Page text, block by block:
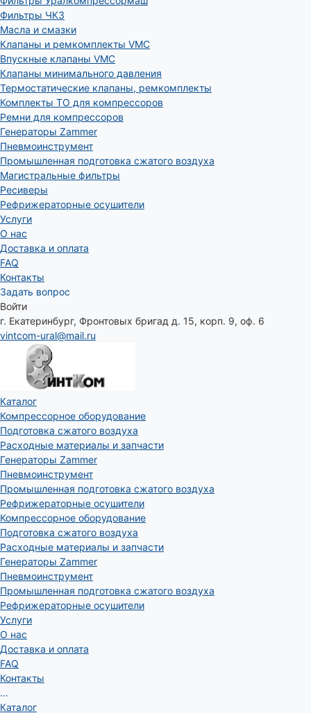
Фильтры ЧКЗ
Масла и смазки
Клапаны и ремкомплекты VMC
Впускные клапаны VMC
Клапаны минимального давления
Термостатические клапаны, ремкомплекты
Комплекты ТО для компрессоров
Ремни для компрессоров
Генераторы Zammer
Пневмоинструмент
Промышленная подготовка сжатого воздуха
Магистральные фильтры
Ресиверы
Рефрижераторные осушители
Услуги
О нас
Доставка и оплата
FAQ
Контакты
Задать вопрос
Войти
г. Екатеринбург, Фронтовых бригад д. 15, корп. 9, оф. 6
vintcom-ural@mail.ru
Каталог
Компрессорное оборудование
Подготовка сжатого воздуха
Расходные материалы и запчасти
Генераторы Zammer
Пневмоинструмент
Промышленная подготовка сжатого воздуха
Рефрижераторные осушители
Компрессорное оборудование
Подготовка сжатого воздуха
Расходные материалы и запчасти
Генераторы Zammer
Пневмоинструмент
Промышленная подготовка сжатого воздуха
Рефрижераторные осушители
Услуги
О нас
Доставка и оплата
FAQ
Контакты
...
Каталог